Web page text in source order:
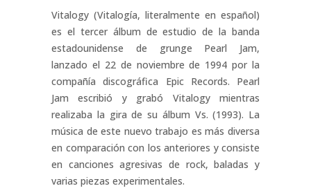
Vitalogy (Vitalogía, literalmente en español)
es el tercer álbum de estudio de la banda
estadounidense de grunge Pearl Jam,
lanzado el 22 de noviembre de 1994 por la
compañía discográfica Epic Records. Pearl
Jam escribió y grabó Vitalogy mientras
realizaba la gira de su álbum Vs. (1993). La
música de este nuevo trabajo es más diversa
en comparación con los anteriores y consiste
en canciones agresivas de rock, baladas y
varias piezas experimentales.